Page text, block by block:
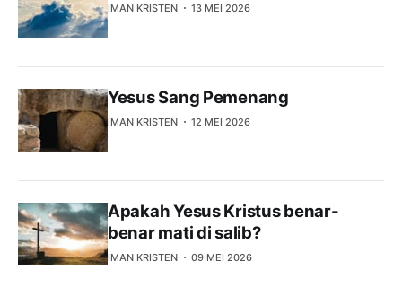
IMAN KRISTEN 13 MEI 2026
Yesus Sang Pemenang
IMAN KRISTEN 12 MEI 2026
Apakah Yesus Kristus benar-
benar mati di salib?
IMAN KRISTEN 09 MEI 2026